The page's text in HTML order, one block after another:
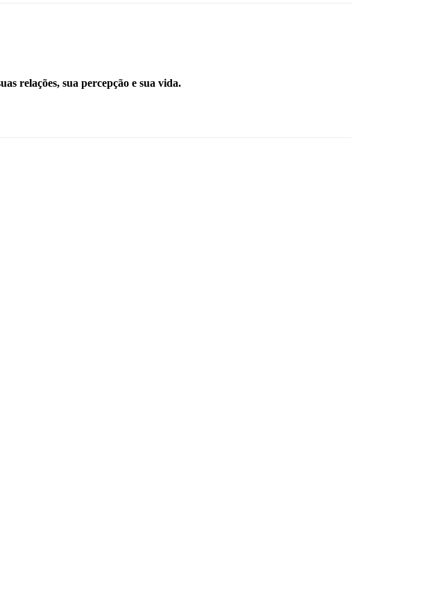
relações, sua percepção e sua vida.